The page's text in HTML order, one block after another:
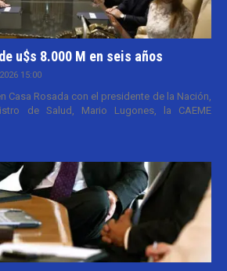
u$s 8.000 M en seis años
15:00
Casa Rosada con el presidente de la Nación,
de Salud, Mario Lugones, la CAEME